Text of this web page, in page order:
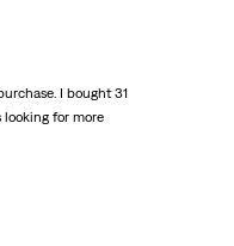
I bought 31
looking for more